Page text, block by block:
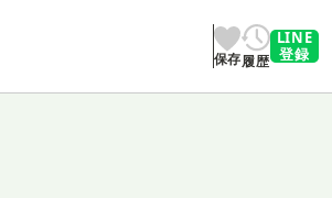
保存履歴
LINE
登録